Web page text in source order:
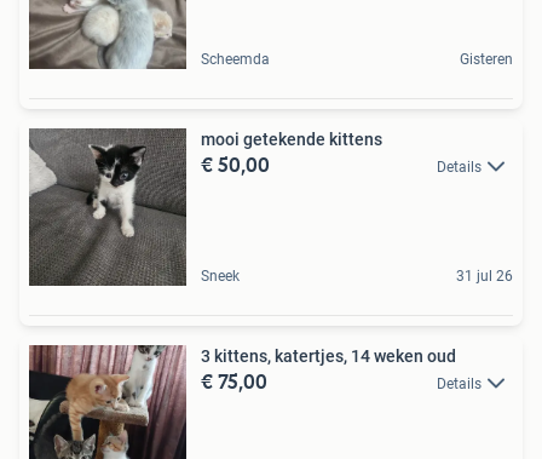
Scheemda Gisteren
mooi getekende kittens
€ 50,00 Details
Sneek 31 jul 26
3 kittens, katertjes, 14 weken oud
€ 75,00 Details